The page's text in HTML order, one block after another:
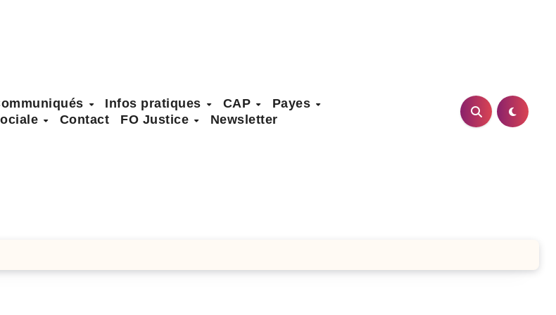
Infos pratiques CAP
Payes
Contact FO Justice Newsletter